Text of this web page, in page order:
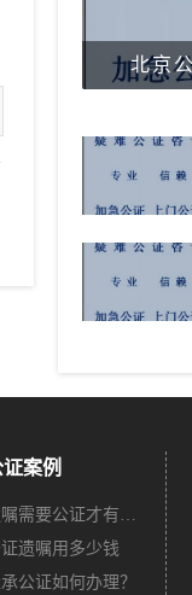
北京
证案例
遗嘱需要公证才有法律效力吗？
遗嘱用多少钱
公证如何办理？